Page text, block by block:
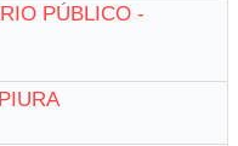
PÚBLICO -